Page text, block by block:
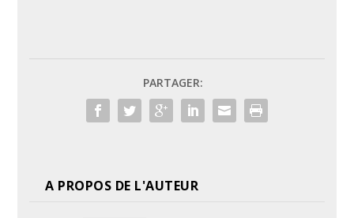
PARTAGER:
A PROPOS DE L'AUTEUR